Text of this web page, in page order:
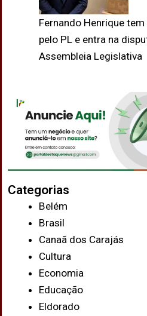
Fernando Henrique
pelo PL e entra na
Assembleia Legislativa
Categorias
Belém
Brasil
Canaã dos Carajás
Cultura
Economia
Educação
Eldorado